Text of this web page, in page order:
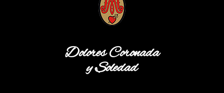
Dolores Coronada
y Soledad